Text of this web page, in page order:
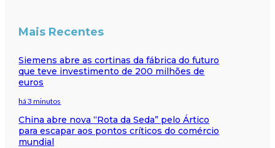
Mais Recentes
Siemens abre as cortinas da fábrica do futuro
que teve investimento de 200 milhões de
euros
há 3 minutos
China abre nova “Rota da Seda” pelo Ártico
para escapar aos pontos críticos do comércio
mundial